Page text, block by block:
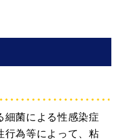
細菌による性感染症
行為等によって、粘